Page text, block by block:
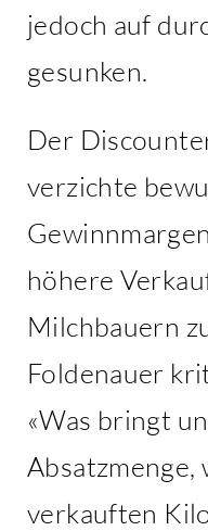
jedoch auf
gesunken.
Der
verzichte
höhere
Milchbauern
Foldenauer
«Was bringt
Absatzmenge,
verkauften